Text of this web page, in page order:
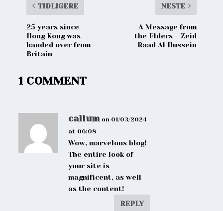
TIDLIGERE
25 years since
Hong Kong was
handed over from
Britain
NESTE
A Message from
the Elders – Zeid
Raad Al Hussein
1 COMMENT
callum on 01/03/2024
at 06:08
Wow, marvelous blog!
The entire look of
your site is
magnificent, as well
as the content!
REPLY